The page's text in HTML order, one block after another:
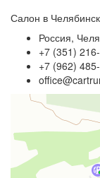
Салон в
Россия,
+7 (351)
+7 (962)